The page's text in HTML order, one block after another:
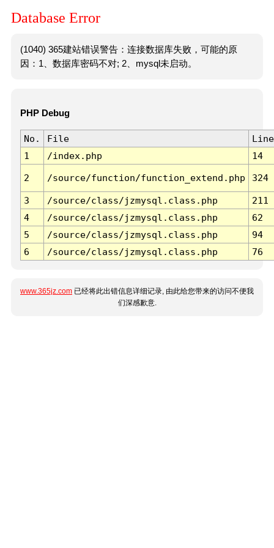
Database Error
(1040) 365建站错误警告：连接数据库失败，可能的原
因：1、数据库密码不对; 2、mysql未启动。
PHP Debug
No. File
Line
1
/index.php 14
2 /source/function/function_extend.php 324
3 /source/class/jzmysql.class.php
211
4
/source/class/jzmysql.class.php
62
5
/source/class/jzmysql.class.php
94
6
/source/class/jzmysql.class.php 76
www.365jz.com 已经将此出错信息详细记录, 由此给您带来的访问不便我
们深感歉意.